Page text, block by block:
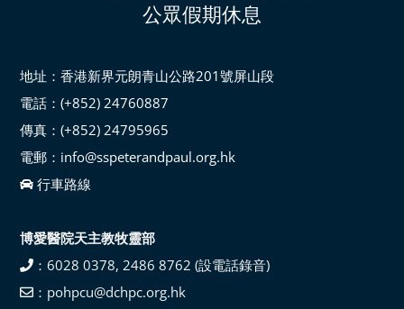
公眾假期休息
地址：香港新界元朗青山公路201號屏山段
電話：(+852) 24760887
傳真：(+852) 24795965
電郵：info@sspeterandpaul.org.hk
行車路線
博愛醫院天主教牧靈部
：6028 0378, 2486 8762 (設電話錄音)
：pohpcu@dchpc.org.hk